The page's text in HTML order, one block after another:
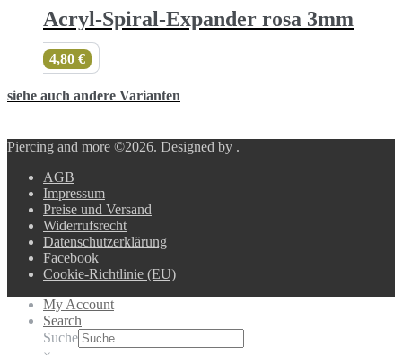
Acryl-Spiral-Expander rosa 3mm
4,80 €
siehe auch andere Varianten
Piercing and more ©2026. Designed by .
AGB
Impressum
Preise und Versand
Widerrufsrecht
Datenschutzerklärung
Facebook
Cookie-Richtlinie (EU)
My Account
Search
Suche